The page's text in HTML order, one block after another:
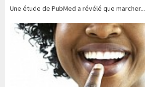
Une étude de PubMed a révélé que marcher...